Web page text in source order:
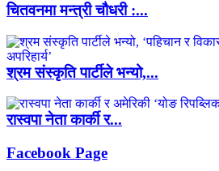
चितवनमा मन्त्री चौधरी :...
श्रम संस्कृति पार्टीले भन्यो,...
रास्वपा नेता कार्की र...
Facebook Page